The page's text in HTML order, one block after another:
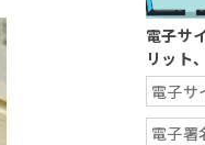
電子サ
リット
説電子サ
電子署